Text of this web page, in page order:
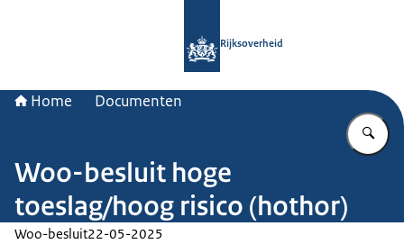
Rijksoverheid
Home Documenten
Woo-besluit hoge
toeslag/hoog risico (hothor)
Woo-besluit22-05-2025